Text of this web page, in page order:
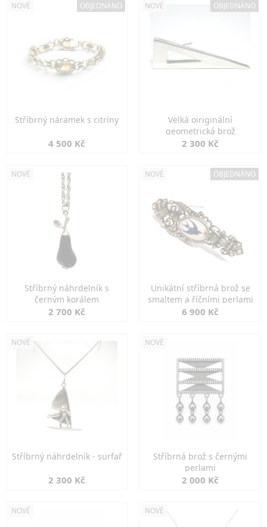
NOVÉ OBJEDNÁNO
Stříbrný náramek s citríny
4 500 Kč
NOVÉ OBJEDNÁNO
Velká oiriginální
geometrická brož
2 300 Kč
NOVÉ
Stříbrný náhrdelník s
černým korálem
2 700 Kč
NOVÉ OBJEDNÁNO
Unikátní stříbrná brož se
smaltem a říčními perlami
6 900 Kč
NOVÉ
Stříbrný náhrdelník - surfař
2 300 Kč
NOVÉ
Stříbrná brož s černými
perlami
2 000 Kč
NOVÉ NOVÉ